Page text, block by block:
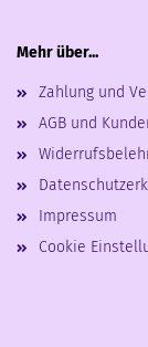
Mehr über...
Zahlung und
AGB und
Impressum
Cookie